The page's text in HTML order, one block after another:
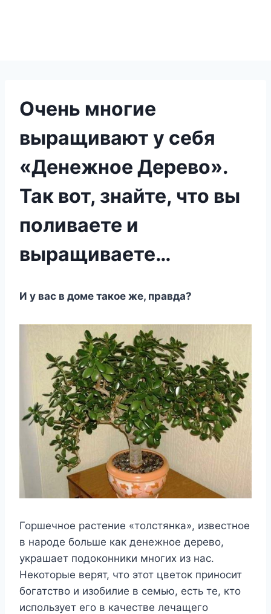
Очень многие
выращивают у себя
«Денежное Дерево».
Так вот, знайте, что вы
поливаете и
выращиваете…
И у вас в доме такое же, правда?
Горшечное растение «толстянка», известное
в народе больше как денежное дерево,
украшает подоконники многих из нас.
Некоторые верят, что этот цветок приносит
богатство и изобилие в семью, есть те, кто
использует его в качестве лечащего